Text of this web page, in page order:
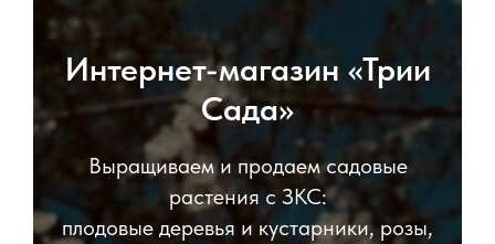
Интернет-магазин «Трии
Сада»
Выращиваем и продаем садовые
растения с ЗКС:
плодовые деревья и кустарники, розы,